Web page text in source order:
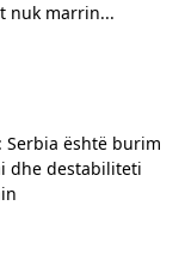
nuk marrin...
Serbia është burim
dhe destabiliteti